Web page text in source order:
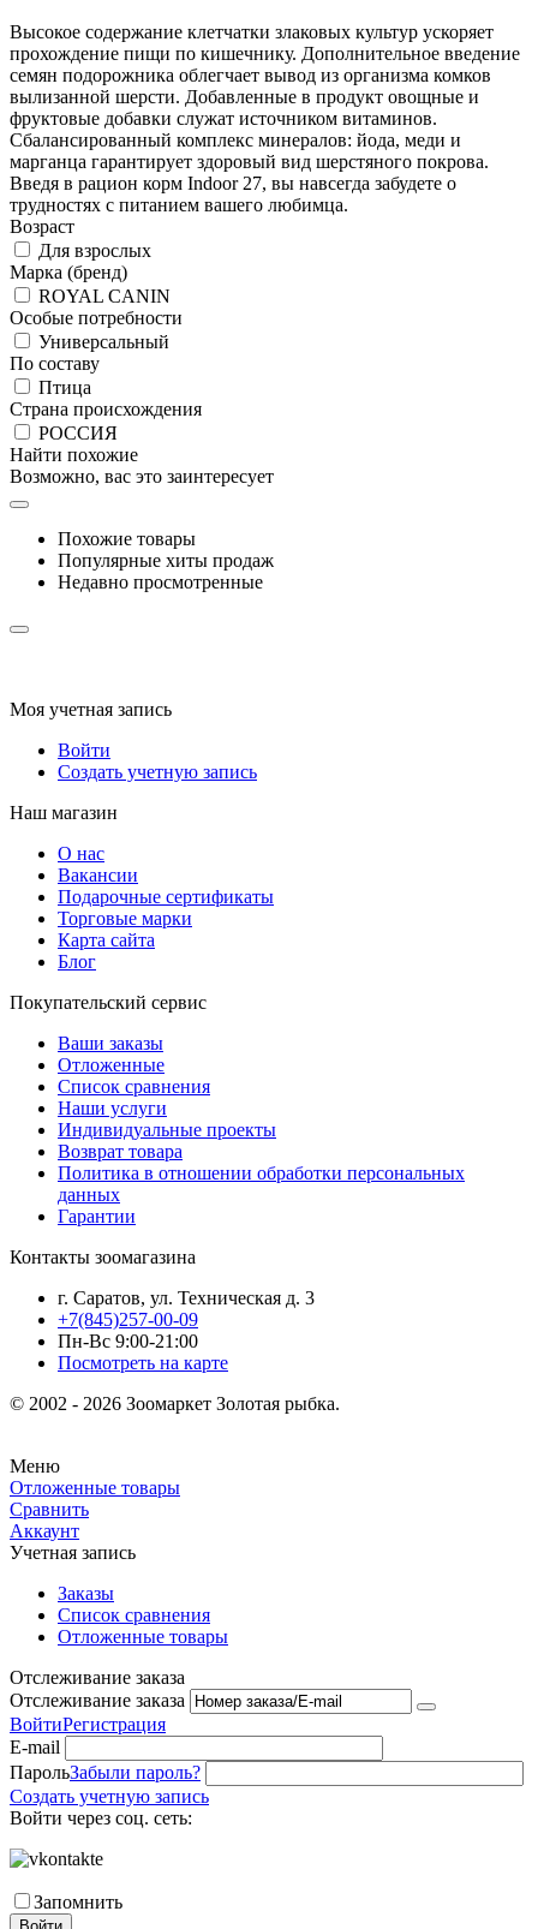
Высокое содержание клетчатки злаковых культур ускоряет
прохождение пищи по кишечнику. Дополнительное введение
семян подорожника облегчает вывод из организма комков
вылизанной шерсти. Добавленные в продукт овощные и
фруктовые добавки служат источником витаминов.
Сбалансированный комплекс минералов: йода, меди и
марганца гарантирует здоровый вид шерстяного покрова.
Введя в рацион корм Indoor 27, вы навсегда забудете о
трудностях с питанием вашего любимца.
Возраст
Для взрослых
Марка (бренд)
ROYAL CANIN
Особые потребности
Универсальный
По составу
Птица
Страна происхождения
РОССИЯ
Найти похожие
Возможно, вас это заинтересует
Похожие товары
Популярные хиты продаж
Недавно просмотренные
Моя учетная запись
Войти
Создать учетную запись
Наш магазин
О нас
Вакансии
Подарочные сертификаты
Торговые марки
Карта сайта
Блог
Покупательский сервис
Ваши заказы
Отложенные
Список сравнения
Наши услуги
Индивидуальные проекты
Возврат товара
Политика в отношении обработки персональных
данных
Гарантии
Контакты зоомагазина
г. Саратов, ул. Техническая д. 3
+7(845)257-00-09
Пн-Вс 9:00-21:00
Посмотреть на карте
© 2002 - 2026 Зоомаркет Золотая рыбка.
Меню
Отложенные товары
Сравнить
Аккаунт
Учетная запись
Заказы
Список сравнения
Отложенные товары
Отслеживание заказа
Отслеживание заказа
ВойтиРегистрация
E-mail
ПарольЗабыли пароль?
Создать учетную запись
Войти через соц. сеть:
Запомнить